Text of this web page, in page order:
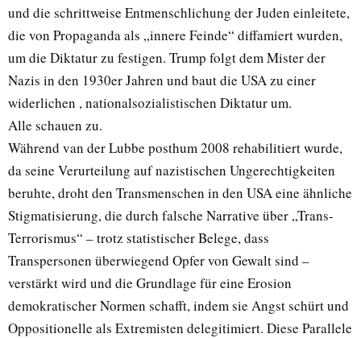
und die schrittweise Entmenschlichung der Juden einleitete,
die von Propaganda als „innere Feinde“ diffamiert wurden,
um die Diktatur zu festigen. Trump folgt dem Mister der
Nazis in den 1930er Jahren und baut die USA zu einer
widerlichen , nationalsozialistischen Diktatur um.
Alle schauen zu.
Während van der Lubbe posthum 2008 rehabilitiert wurde,
da seine Verurteilung auf nazistischen Ungerechtigkeiten
beruhte, droht den Transmenschen in den USA eine ähnliche
Stigmatisierung, die durch falsche Narrative über „Trans-
Terrorismus“ – trotz statistischer Belege, dass
Transpersonen überwiegend Opfer von Gewalt sind –
verstärkt wird und die Grundlage für eine Erosion
demokratischer Normen schafft, indem sie Angst schürt und
Oppositionelle als Extremisten delegitimiert. Diese Parallele